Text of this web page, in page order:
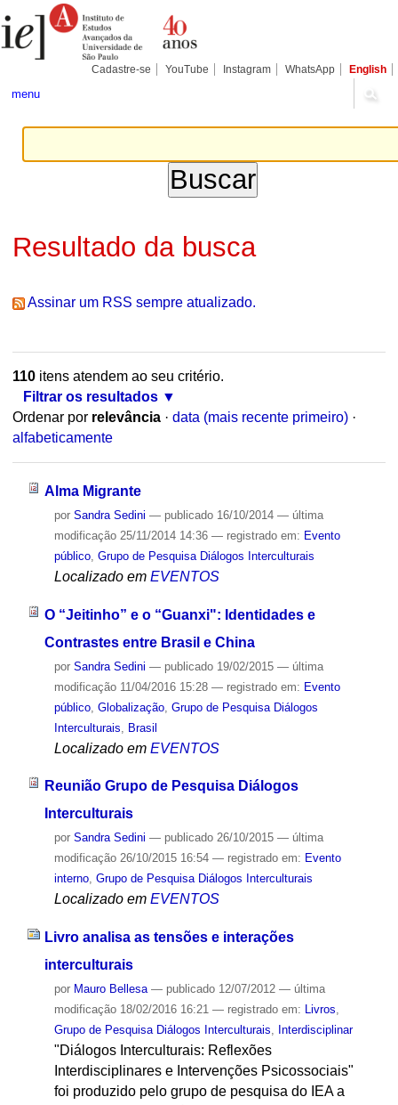
para
conteúdo.
Pessoais
Cadastre-se YouTube Instagram WhatsApp English
menu
Resultado da busca
Assinar um RSS sempre atualizado.
110itens atendem ao seu critério.
Filtrar os resultados
Ordenar por relevância · data (mais recente primeiro) ·
alfabeticamente
Alma Migrante
por Sandra Sedini — publicado16/10/2014 — última
modificação25/11/2014 14:36 — registrado em: Evento
público, Grupo de Pesquisa Diálogos Interculturais
Localizado em EVENTOS
O “Jeitinho” e o “Guanxi": Identidades e
Contrastes entre Brasil e China
por Sandra Sedini — publicado19/02/2015 — última
modificação11/04/2016 15:28 — registrado em: Evento
público, Globalização, Grupo de Pesquisa Diálogos
Interculturais
Brasil
Localizado em EVENTOS
Reunião Grupo de Pesquisa Diálogos
Interculturais
por Sandra Sedini — publicado26/10/2015 — última
modificação26/10/2015 16:54 — registrado em: Evento
interno, Grupo de Pesquisa Diálogos Interculturais
Localizado em EVENTOS
Livro analisa as tensões e interações
interculturais
por Mauro Bellesa — publicado12/07/2012 — última
modificação18/02/2016 16:21 — registrado em: Livros,
Grupo de Pesquisa Diálogos Interculturais, Interdisciplinar
"Diálogos Interculturais: Reflexões
Interdisciplinares e Intervenções Psicossociais"
foi produzido pelo grupo de pesquisa do IEA a